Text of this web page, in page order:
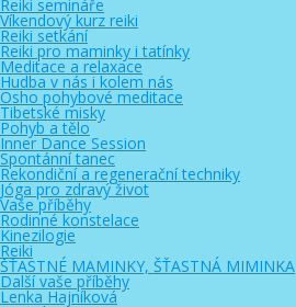
Reiki semináře
Víkendový kurz reiki
Reiki setkání
Reiki pro maminky i tatínky
Meditace a relaxace
Hudba v nás i kolem nás
Osho pohybové meditace
Tibetské misky
Pohyb a tělo
Inner Dance Session
Spontánní tanec
Rekondiční a regenerační techniky
Jóga pro zdravý život
Vaše příběhy
Rodinné konstelace
Kinezilogie
Reiki
ŠŤASTNÉ MAMINKY, ŠŤASTNÁ MIMINKA
Další vaše příběhy
Lenka Hajníková